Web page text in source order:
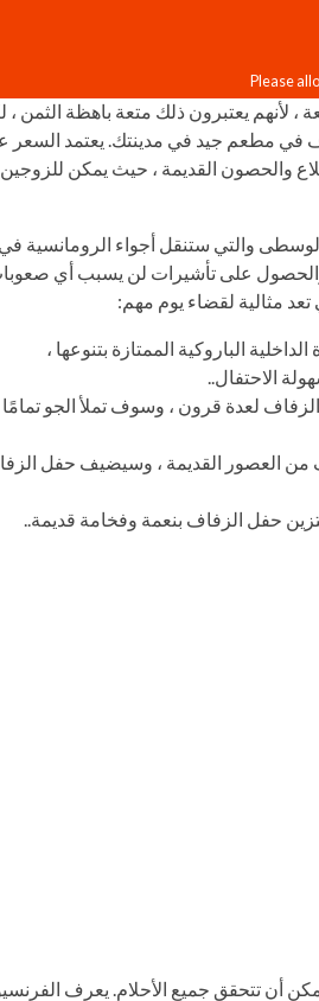
لأنهم يعتبرون ذلك متعة باهظة الثمن ،
في مطعم جيد في مدينتك. يعتمد السعر
والحصون القديمة ، حيث يمكن للزوجين
والتي ستنقل أجواء الرومانسية في
والحصول على تأشيرات لن يسبب أي
تعد مثالية لقضاء يوم مهم:
الباروكية الممتازة بتنوعها ،
الاحتفال..
لعدة قرون ، وسوف تملأ الجو تمامًا
من العصور القديمة ، وسيضيف حفل
حفل الزفاف بنعمة وفخامة قديمة..
أن تتحقق جميع الأحلام. يعرف